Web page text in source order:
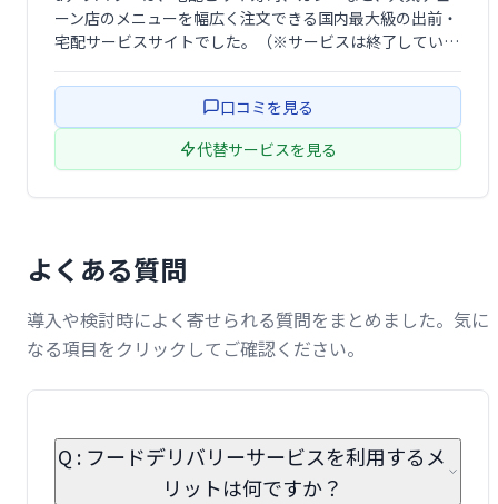
ーン店のメニューを幅広く注文できる国内最大級の出前・
宅配サービスサイトでした。（※サービスは終了していま
口コミを見る
代替サービスを見る
よくある質問
導入や検討時によく寄せられる質問をまとめました。気に
なる項目をクリックしてご確認ください。
Q : フードデリバリーサービスを利用するメ
リットは何ですか？